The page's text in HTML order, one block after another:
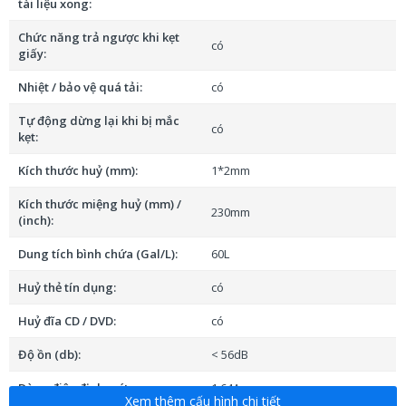
tài liệu xong:
Chức năng trả ngược khi kẹt
giấy:
có
Nhiệt / bảo vệ quá tải: có
Tự động dừng lại khi bị mắc
kẹt:
có
Kích thước huỷ (mm): 1*2mm
Kích thước miệng huỷ (mm) /
(inch):
230mm
Dung tích bình chứa (Gal/L): 60L
Huỷ thẻ tín dụng: có
Huỷ đĩa CD / DVD: có
Độ ồn (db): < 56dB
Dòng điện định mức: 1.64A
Xem thêm cấu hình chi tiết